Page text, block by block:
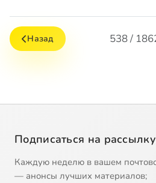
Назад 538 /
Подписаться на
Каждую неделю в вашем
— анонсы лучших материалов;